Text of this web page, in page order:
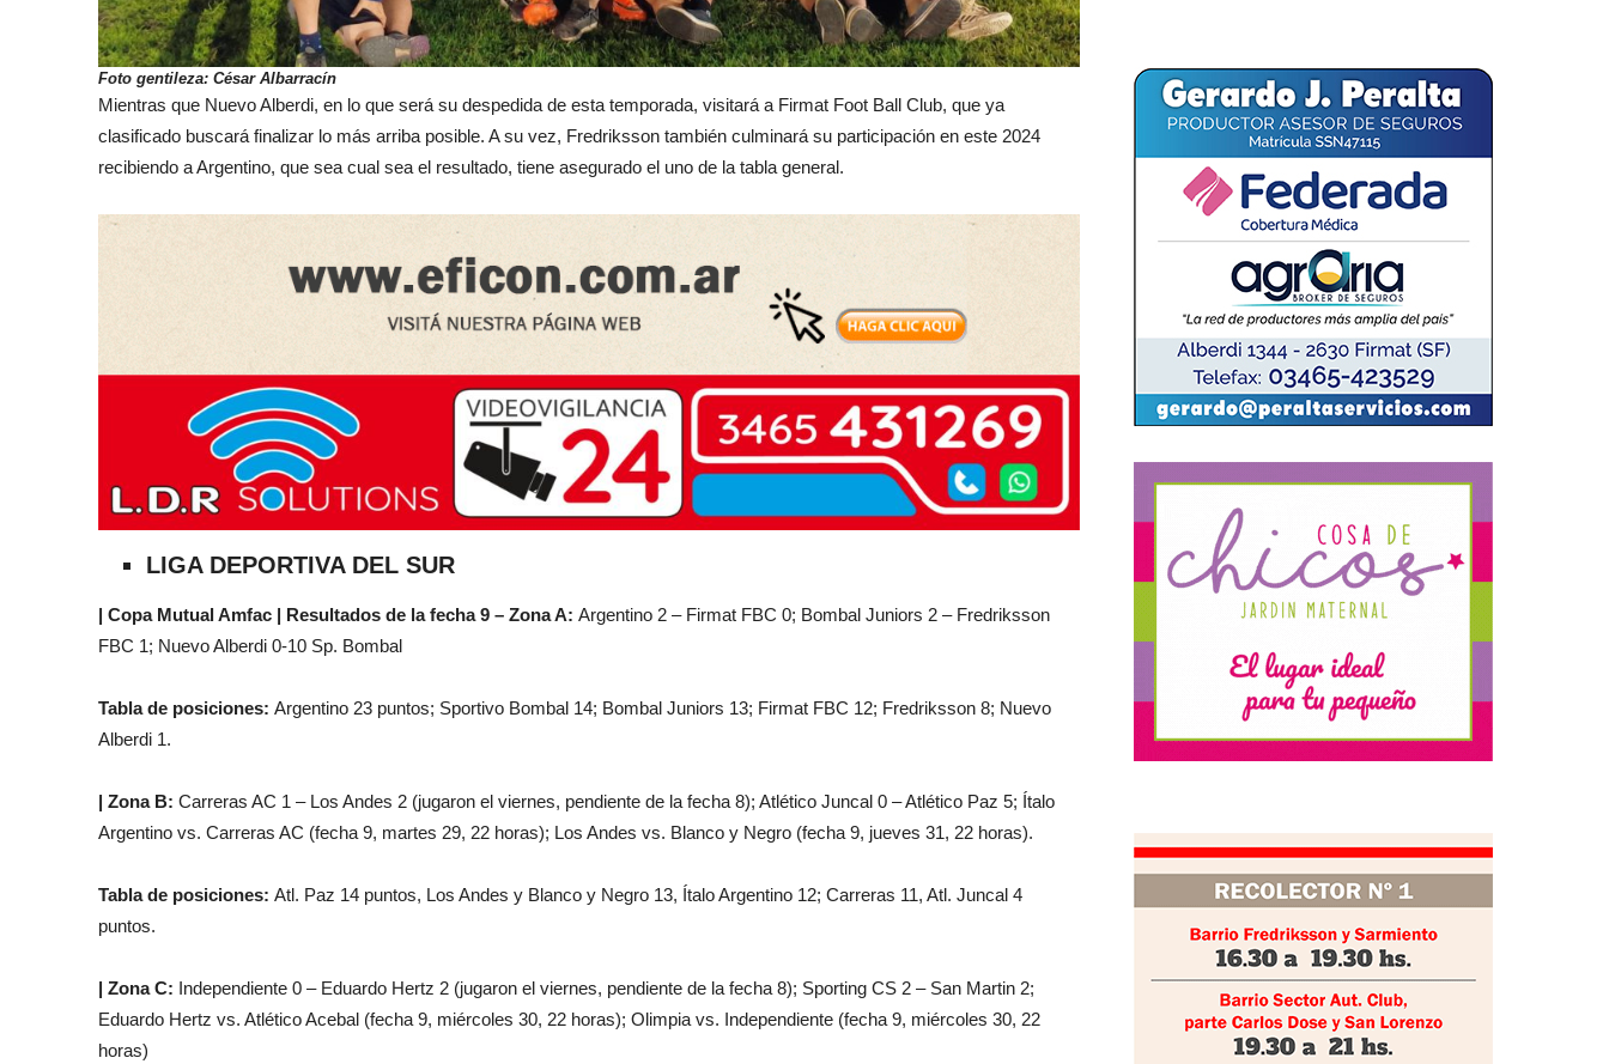
Foto gentileza: César Albarracín
Mientras que Nuevo Alberdi, en lo que será su despedida de esta temporada, visitará a Firmat Foot Ball Club, que ya
clasificado buscará finalizar lo más arriba posible. A su vez, Fredriksson también culminará su participación en este 2024
recibiendo a Argentino, que sea cual sea el resultado, tiene asegurado el uno de la tabla general.
LIGA DEPORTIVA DEL SUR
| Copa Mutual Amfac | Resultados de la fecha 9 – Zona A: Argentino 2 – Firmat FBC 0; Bombal Juniors 2 – Fredriksson
FBC 1; Nuevo Alberdi 0-10 Sp. Bombal
Tabla de posiciones: Argentino 23 puntos; Sportivo Bombal 14; Bombal Juniors 13; Firmat FBC 12; Fredriksson 8; Nuevo
Alberdi 1.
| Zona B: Carreras AC 1 – Los Andes 2 (jugaron el viernes, pendiente de la fecha 8); Atlético Juncal 0 – Atlético Paz 5; Ítalo
Argentino vs. Carreras AC (fecha 9, martes 29, 22 horas); Los Andes vs. Blanco y Negro (fecha 9, jueves 31, 22 horas).
Tabla de posiciones: Atl. Paz 14 puntos, Los Andes y Blanco y Negro 13, Ítalo Argentino 12; Carreras 11, Atl. Juncal 4
puntos.
| Zona C: Independiente 0 – Eduardo Hertz 2 (jugaron el viernes, pendiente de la fecha 8); Sporting CS 2 – San Martin 2;
Eduardo Hertz vs. Atlético Acebal (fecha 9, miércoles 30, 22 horas); Olimpia vs. Independiente (fecha 9, miércoles 30, 22
horas)